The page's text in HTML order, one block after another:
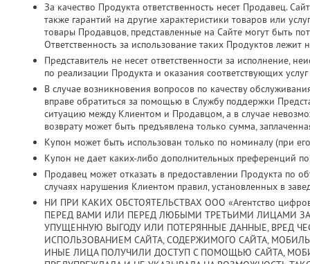
За качество Продукта ответственность несет Продавец.
также гарантий на другие характеристики товаров или
товары Продавцов, представленные на Сайте могут быть
Ответственность за использование таких Продуктов лежит
Представитель не несет ответственности за исполнение,
по реализации Продукта и оказания соответствующих
В случае возникновения вопросов по качеству
вправе обратиться за помощью в Службу поддержки
ситуацию между Клиентом и Продавцом, а в случае
возврату может быть предъявлена только сумма,
Купон может быть использован только по номиналу (при
Купон не дает каких-либо дополнительных преференций
Продавец может отказать в предоставлении Продукта по
случаях нарушения Клиентом правил, установленных в
НИ ПРИ КАКИХ ОБСТОЯТЕЛЬСТВАХ ООО «Агентство
ПЕРЕД ВАМИ ИЛИ ПЕРЕД ЛЮБЫМИ ТРЕТЬИМИ ЛИЦАМИ
УПУЩЕННУЮ ВЫГОДУ ИЛИ ПОТЕРЯННЫЕ ДАННЫЕ, ВРЕД
ИСПОЛЬЗОВАНИЕМ САЙТА, СОДЕРЖИМОГО САЙТА,
ИНЫЕ ЛИЦА ПОЛУЧИЛИ ДОСТУП С ПОМОЩЬЮ САЙТА,